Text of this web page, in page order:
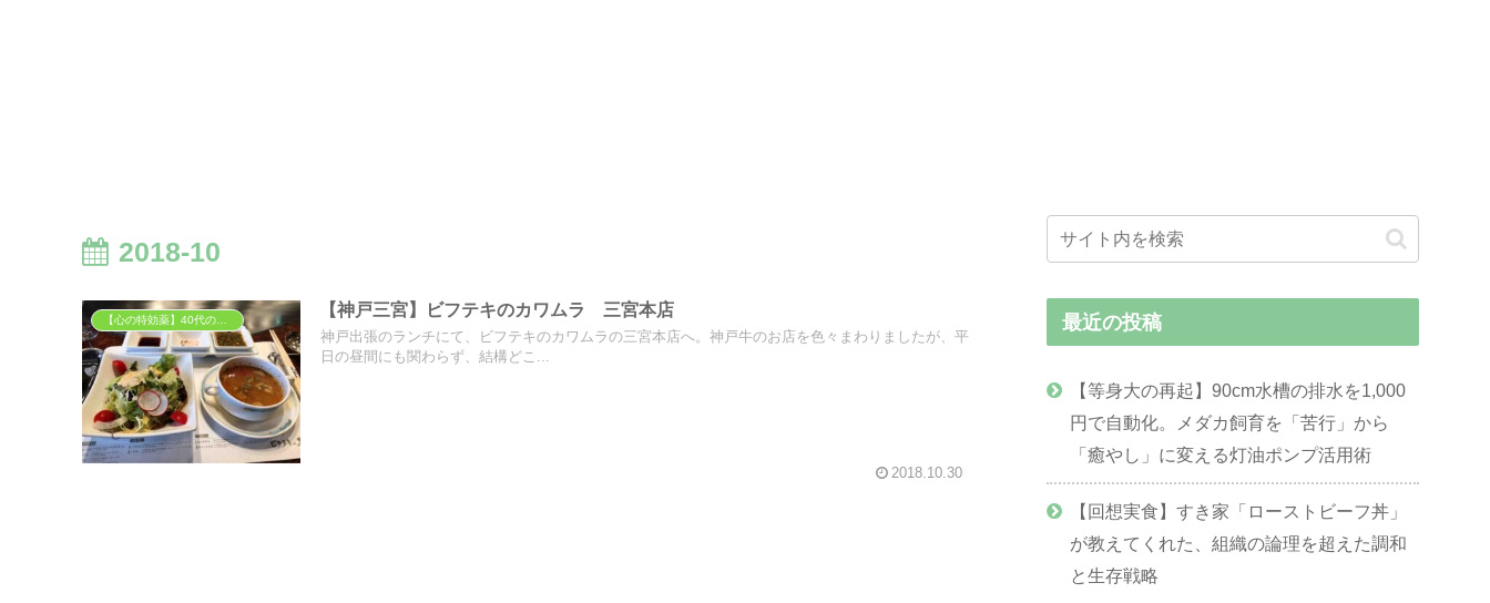
2018-10
【神戸三宮】ビフテキのカワムラ 三宮本店
神戸出張のランチにて、ビフテキのカワムラの三宮本店へ。神戸牛のお店を色々まわりましたが、平
日の昼間にも関わらず、結構どこ...
2018.10.30
最近の投稿
【等身大の再起】90cm水槽の排水を1,000
円で自動化。メダカ飼育を「苦行」から
「癒やし」に変える灯油ポンプ活用術
【回想実食】すき家「ローストビーフ丼」
が教えてくれた、組織の論理を超えた調和
と生存戦略